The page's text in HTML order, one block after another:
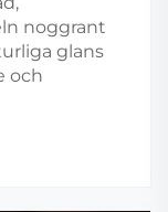
noggrant
glans
och